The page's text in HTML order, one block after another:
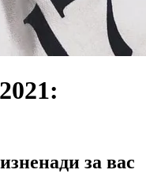
за вас